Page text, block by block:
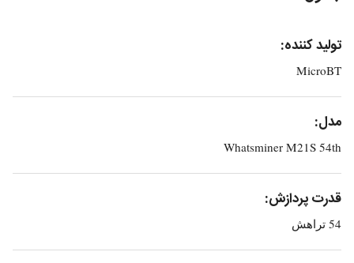
تولید کننده:
MicroBT
مدل:
Whatsminer M21S 54th
قدرت پردازش:
54 تراهش